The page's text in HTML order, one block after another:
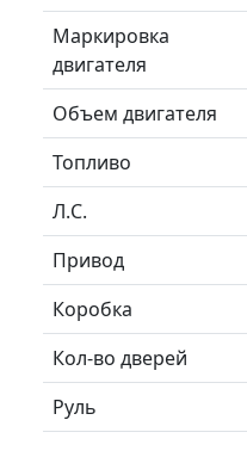
Маркировка
двигателя
Объем двигателя
Топливо
Л.C.
Привод
Коробка
Кол-во дверей
Руль